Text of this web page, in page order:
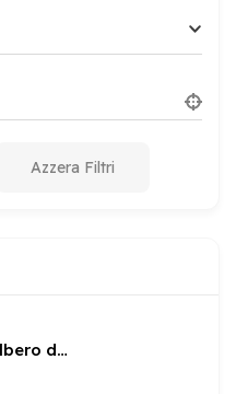
Azzera Filtri
Mattonella con l'albero della vita